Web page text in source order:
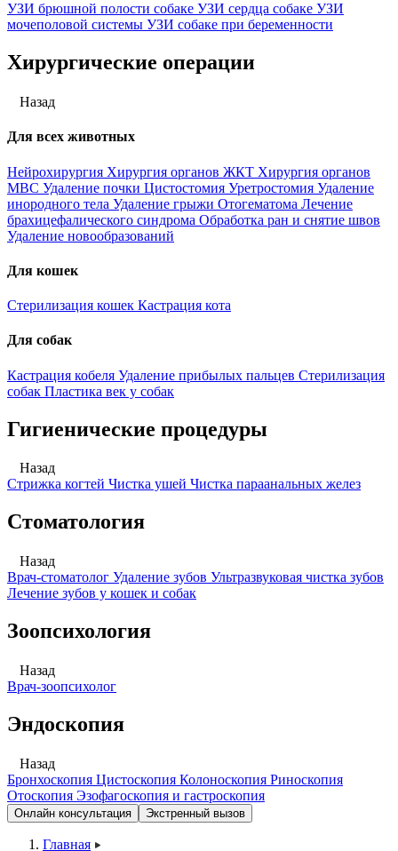
УЗИ брюшной полости собаке УЗИ сердца собаке УЗИ
мочеполовой системы УЗИ собаке при беременности
Хирургические операции
Назад
Для всех животных
Нейрохирургия Хирургия органов ЖКТ Хирургия органов
МВС Удаление почки Цистостомия Уретростомия Удаление
инородного тела Удаление грыжи Отогематома Лечение
брахицефалического синдрома Обработка ран и снятие швов
Удаление новообразований
Для кошек
Стерилизация кошек Кастрация кота
Для собак
Кастрация кобеля Удаление прибылых пальцев Стерилизация
собак Пластика век у собак
Гигиенические процедуры
Назад
Стрижка когтей Чистка ушей Чистка параанальных желез
Стоматология
Назад
Врач-стоматолог Удаление зубов Ультразвуковая чистка зубов
Лечение зубов у кошек и собак
Зоопсихология
Назад
Врач-зоопсихолог
Эндоскопия
Назад
Бронхоскопия Цистоскопия Колоноскопия Риноскопия
Отоскопия Эзофагоскопия и гастроскопия
Онлайн консультация Экстренный вызов
Главная